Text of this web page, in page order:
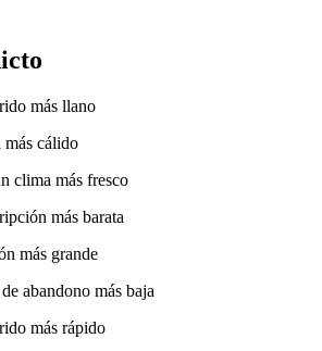
más llano
más cálido
clima más fresco
más barata
más grande
abandono más baja
más rápido